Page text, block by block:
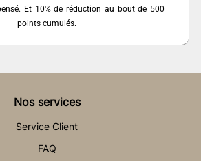
Et 10% de réduction au bout de 500
points cumulés.
Nos services
Service Client
FAQ